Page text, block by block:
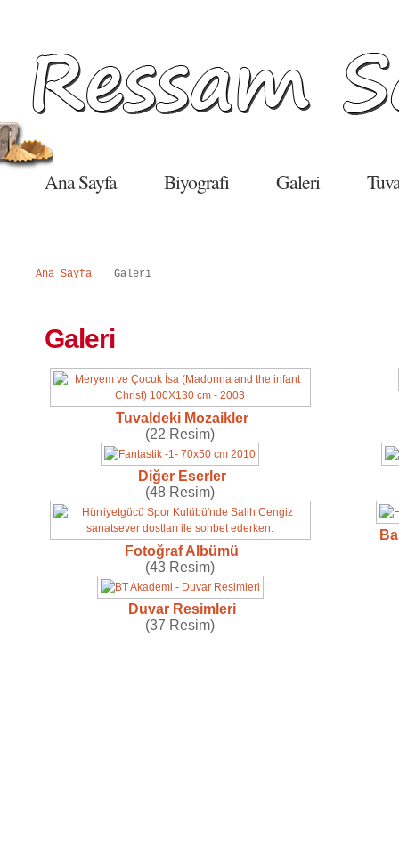
Ana Sayfa Biyografi Galeri
Ana Sayfa Galeri
Galeri
Tuvaldeki Mozaikler
(22 Resim)
Diğer Eserler
(48 Resim)
Fotoğraf Albümü
(43 Resim)
Duvar Resimleri
(37 Resim)